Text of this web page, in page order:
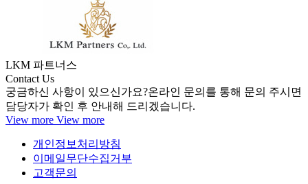
LKM 파트너스
Contact Us
궁금하신 사항이 있으신가요?온라인 문의를 통해 문의 주시면
담당자가 확인 후 안내해 드리겠습니다.
View more View more
개인정보처리방침
이메일무단수집거부
고객문의